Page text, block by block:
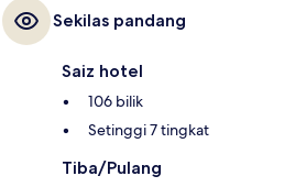
Sekilas pandang
Saiz hotel
106 bilik
Setinggi 7 tingkat
Tiba/Pulang